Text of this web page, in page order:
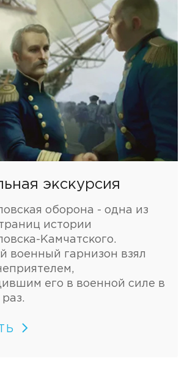
экскурсия
оборона - одна из
истории
Камчатского.
военный гарнизон взял
его в военной силе в